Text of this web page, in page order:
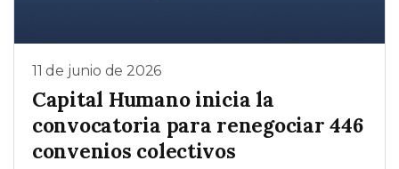
11 de junio de 2026
Capital Humano inicia la
convocatoria para renegociar 446
convenios colectivos